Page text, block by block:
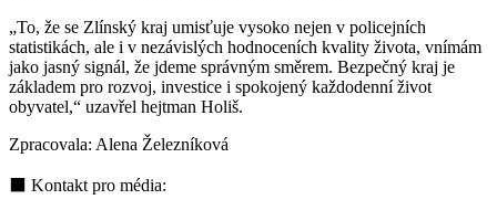
„To, že se Zlínský kraj umisťuje vysoko nejen v policejních
statistikách, ale i v nezávislých hodnoceních kvality života, vnímám
jako jasný signál, že jdeme správným směrem. Bezpečný kraj je
základem pro rozvoj, investice i spokojený každodenní život
obyvatel,“ uzavřel hejtman Holiš.
Zpracovala: Alena Železníková
⬛ Kontakt pro média: